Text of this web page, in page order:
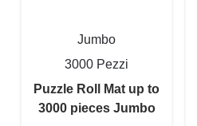
Jumbo
3000 Pezzi
Puzzle Roll Mat up to
3000 pieces Jumbo